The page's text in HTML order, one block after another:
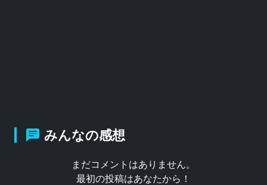
みんなの感想
まだコメントはありません。
最初の投稿はあなたから！